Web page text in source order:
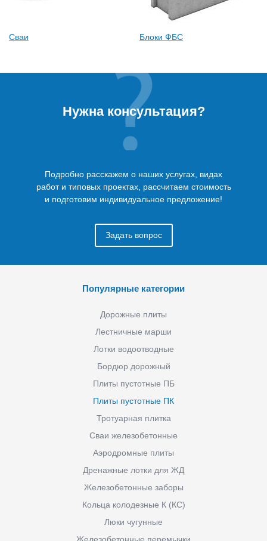
Сваи Блоки ФБС
Нужна консультация?
Подробно расскажем о наших услугах, видах
работ и типовых проектах, рассчитаем стоимость
и подготовим индивидуальное предложение!
Задать вопрос
Популярные категории
Дорожные плиты
Лестничные марши
Лотки водоотводные
Бордюр дорожный
Плиты пустотные ПБ
Плиты пустотные ПК
Тротуарная плитка
Сваи железобетонные
Аэродромные плиты
Дренажные лотки для ЖД
Железобетонные заборы
Кольца колодезные К (КС)
Люки чугунные
Железобетонные перемычки